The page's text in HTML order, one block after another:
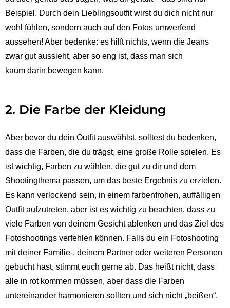
Beispiel. Durch dein Lieblingsoutfit wirst du dich nicht nur
wohl fühlen, sondern auch auf den Fotos umwerfend
aussehen! Aber bedenke: es hilft nichts, wenn die Jeans
zwar gut aussieht, aber so eng ist, dass man sich
kaum darin bewegen kann.
2. Die Farbe der Kleidung
Aber bevor du dein Outfit auswählst, solltest du bedenken,
dass die Farben, die du trägst, eine große Rolle spielen. Es
ist wichtig, Farben zu wählen, die gut zu dir und dem
Shootingthema passen, um das beste Ergebnis zu erzielen.
Es kann verlockend sein, in einem farbenfrohen, auffälligen
Outfit aufzutreten, aber ist es wichtig zu beachten, dass zu
viele Farben von deinem Gesicht ablenken und das Ziel des
Fotoshootings verfehlen können. Falls du ein Fotoshooting
mit deiner Familie-, deinem Partner oder weiteren Personen
gebucht hast, stimmt euch gerne ab. Das heißt nicht, dass
alle in rot kommen müssen, aber dass die Farben
untereinander harmonieren sollten und sich nicht „beißen“.